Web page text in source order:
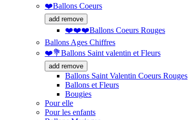
❤️Ballons Coeurs
add remove
❤️❤️❤️Ballons Coeurs Rouges
Ballons Ages Chiffres
❤️💐Ballons Saint valentin et Fleurs
add remove
Ballons Saint Valentin Coeurs Rouges
Ballons et Fleurs
Bougies
Pour elle
Pour les enfants